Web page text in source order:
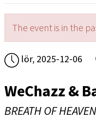
The event is in the
lör, 2025-12-06
WeChazz &
BREATH OF HEAVEN